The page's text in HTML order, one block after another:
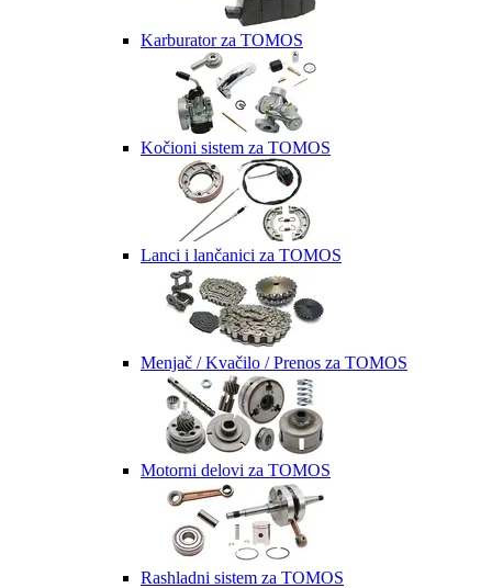
Karburator za TOMOS
Kočioni sistem za TOMOS
Lanci i lančanici za TOMOS
Menjač / Kvačilo / Prenos za TOMOS
Motorni delovi za TOMOS
Rashladni sistem za TOMOS